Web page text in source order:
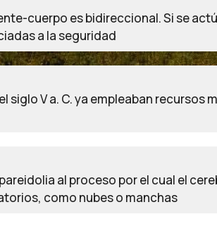
menos conocimientos o
suelen creer que son las más
cuerpo es bidireccional. Si se
a la seguridad
siglo V a. C. ya empleaban
al proceso por el cual el
como nubes o manchas